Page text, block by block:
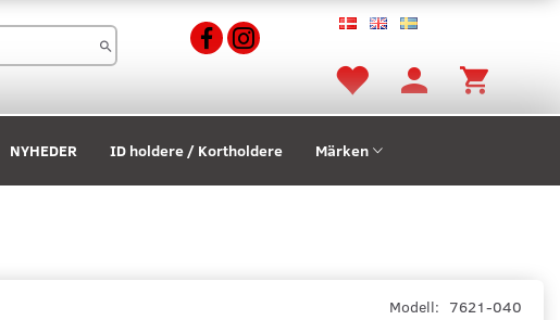
NYHEDER ID holdere / Kortholdere Märken
Modell: 7621-040